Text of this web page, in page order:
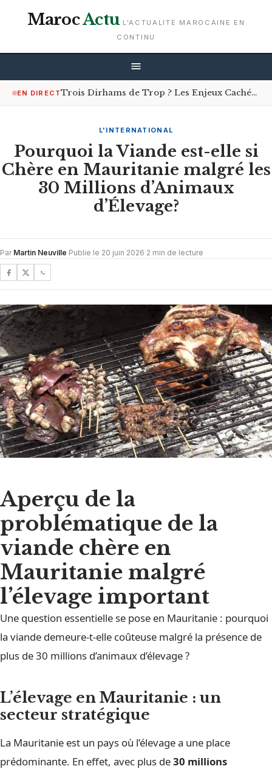
MarocActu L'ACTUALITE MAROCAINE EN
CONTINU
EN DIRECT Trois Dirhams de Trop ? Les Enjeux Cachés de la Bataille des Chiffres sur le Gasoil
L'INTERNATIONAL
Pourquoi la Viande est-elle si
Chère en Mauritanie malgré les
30 Millions d’Animaux
d’Élevage?
Par Martin Neuville·Publie le 20 juin 2026·2 min de lecture
Aperçu de la
problématique de la
viande chère en
Mauritanie malgré
l’élevage important
Une question essentielle se pose en Mauritanie : pourquoi
la viande demeure-t-elle coûteuse malgré la présence de
plus de 30 millions d’animaux d’élevage ?
L’élevage en Mauritanie : un
secteur stratégique
La Mauritanie est un pays où l’élevage a une place
prédominante. En effet, avec plus de30 millions